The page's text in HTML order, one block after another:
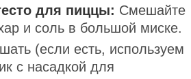
для пиццы: Смешайте
и соль в большой миске.
(если есть, используем
с насадкой для